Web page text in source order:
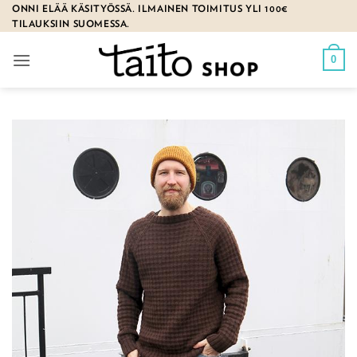
Skip
to
ONNI ELÄÄ KÄSITYÖSSÄ. ILMAINEN TOIMITUS YLI 100€
TILAUKSIIN SUOMESSA.
0